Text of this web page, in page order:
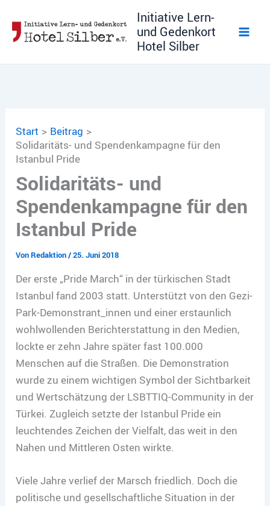
Inhalt
springen
Initiative Lern-
und Gedenkort
Hotel Silber
Start
Beitrag
Solidaritäts- und Spendenkampagne für den
Istanbul Pride
Solidaritäts- und
Spendenkampagne für den
Istanbul Pride
VonRedaktion/25. Juni 2018
Der erste „Pride March“ in der türkischen Stadt
Istanbul fand 2003 statt. Unterstützt von den Gezi-
Park-Demonstrant_innen und einer erstaunlich
wohlwollenden Berichterstattung in den Medien,
lockte er zehn Jahre später fast 100.000
Menschen auf die Straßen. Die Demonstration
wurde zu einem wichtigen Symbol der Sichtbarkeit
und Wertschätzung der LSBTTIQ-Community in der
Türkei. Zugleich setzte der Istanbul Pride ein
leuchtendes Zeichen der Vielfalt, das weit in den
Nahen und Mittleren Osten wirkte.
Viele Jahre verlief der Marsch friedlich. Doch die
politische und gesellschaftliche Situation in der